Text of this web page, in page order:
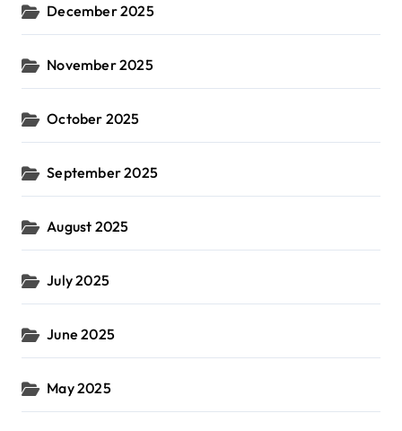
December 2025
November 2025
October 2025
September 2025
August 2025
July 2025
June 2025
May 2025